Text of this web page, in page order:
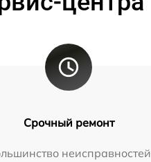
Срочный ремонт
неисправностей